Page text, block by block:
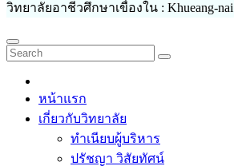
วิทยาลัยอาชีวศึกษาเขื่องใน : Khueang-nai
หน้าแรก
เกี่ยวกับวิทยาลัย
ทำเนียบผู้บริหาร
ปรัชญา วิสัยทัศน์